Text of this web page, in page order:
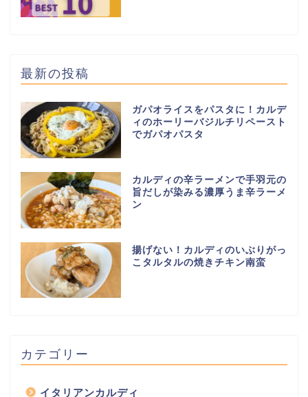
最新の投稿
ガパオライスをパスタに！カルデ
ィのホーリーバジルチリペースト
でガパオパスタ
カルディの辛ラーメンで手羽元の
旨だしが染みる濃厚うま辛ラーメ
ン
揚げない！カルディのいぶりがっ
こタルタルの焼きチキン南蛮
カテゴリー
イタリアンカルディ